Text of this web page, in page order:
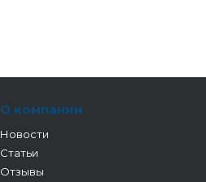
О компании
Новости
Статьи
Отзывы